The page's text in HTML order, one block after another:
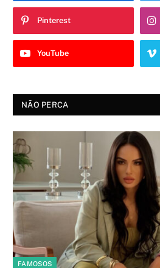
Pinterest
YouTube
NÃO PERCA
FAMOSOS